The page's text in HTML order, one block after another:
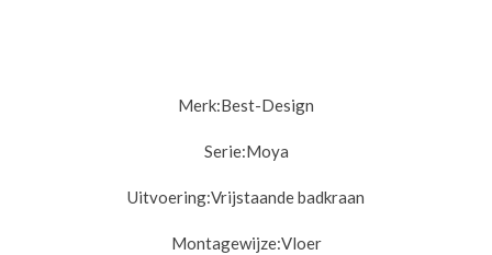
Merk:Best-Design
Serie:Moya
Uitvoering:Vrijstaande badkraan
Montagewijze:Vloer